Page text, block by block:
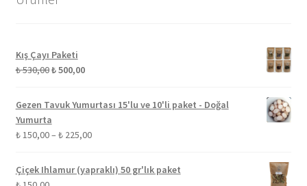
Kış Çayı Paketi
₺530,00Orijinal
₺ 530,00.
₺500,00Şu
fiyat:
Gezen Tavuk Yumurtası 15'lu ve 10'li paket - Doğal
Yumurta
₺150,00– ₺225,00Fiyat
₺ 150,00
-
Çiçek Ihlamur (yapraklı) 50 gr'lık paket